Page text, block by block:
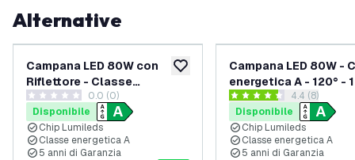
Alternative
aggiungi alla lista desideri
Campana LED 80W con
Riflettore - Classe
energetica A - 90° - 192
Lm/W - 4000K - IP65 -
Dimmerabile
0 stelle di valutazione
0.0 (0)
Disponibile
Chip Lumileds
Classe energetica A
5 anni di Garanzia
Campana LED 80W -
energetica A - 120° -
Lm/W - 6000K - IP65
Dimmerabile
apri il
4.4 stelle di valutazione
4.4 (8)
Disponibile
Chip Lumileds
Classe energetica A
5 anni di Garanzia